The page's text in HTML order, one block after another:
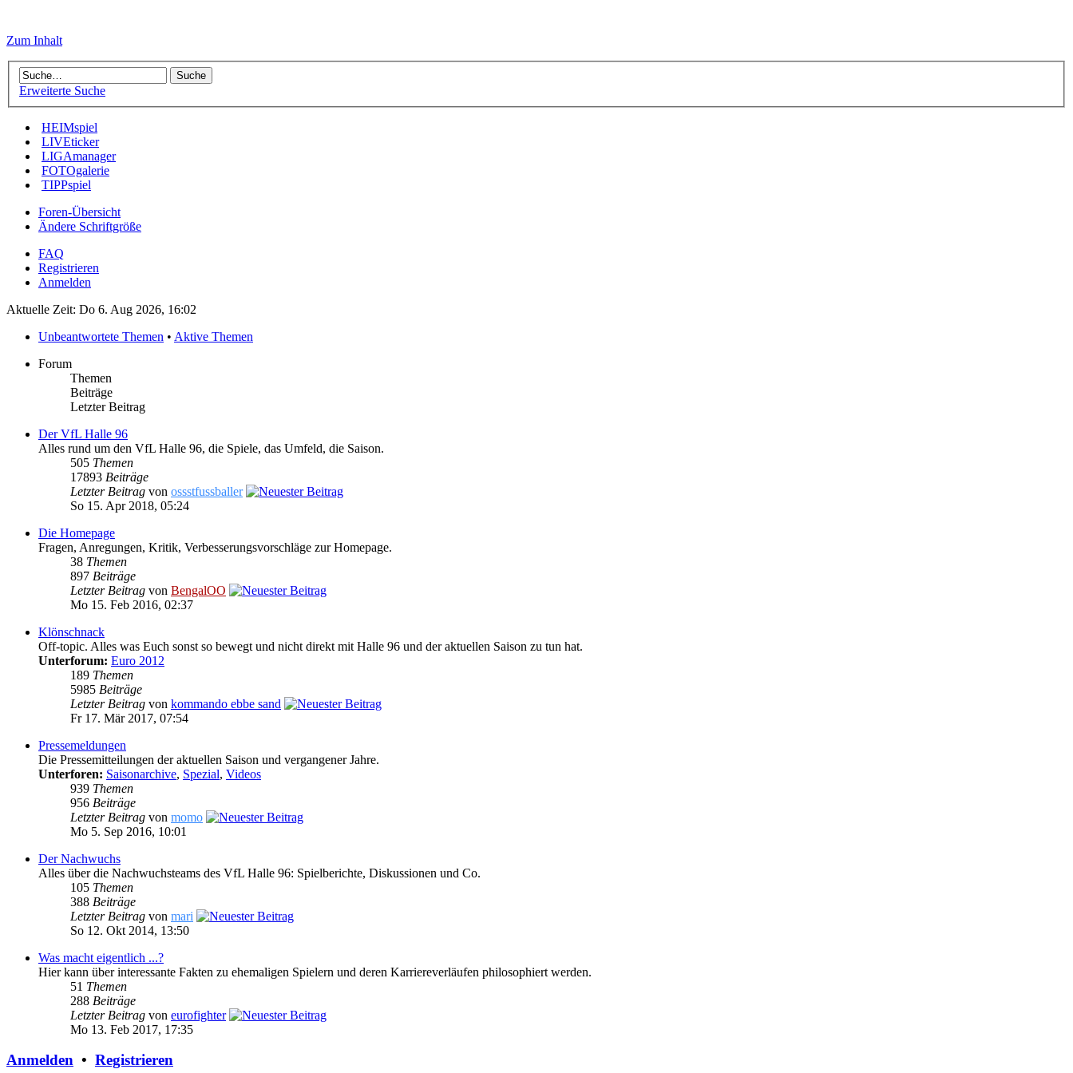
Zum Inhalt
Erweiterte Suche
HEIMspiel
LIVEticker
LIGAmanager
FOTOgalerie
TIPPspiel
Foren-Übersicht
Ändere Schriftgröße
FAQ
Registrieren
Anmelden
Aktuelle Zeit: Do 6. Aug 2026, 16:02
Unbeantwortete Themen • Aktive Themen
Forum
Themen
Beiträge
Letzter Beitrag
Der VfL Halle 96
Alles rund um den VfL Halle 96, die Spiele, das Umfeld, die Saison.
505 Themen
17893 Beiträge
Letzter Beitrag von ossstfussballer
So 15. Apr 2018, 05:24
Die Homepage
Fragen, Anregungen, Kritik, Verbesserungsvorschläge zur Homepage.
38 Themen
897 Beiträge
Letzter Beitrag von BengalOO
Mo 15. Feb 2016, 02:37
Klönschnack
Off-topic. Alles was Euch sonst so bewegt und nicht direkt mit Halle 96 und der aktuellen Saison zu tun hat.
Unterforum: Euro 2012
189 Themen
5985 Beiträge
Letzter Beitrag von kommando ebbe sand
Fr 17. Mär 2017, 07:54
Pressemeldungen
Die Pressemitteilungen der aktuellen Saison und vergangener Jahre.
Unterforen: Saisonarchive, Spezial, Videos
939 Themen
956 Beiträge
Letzter Beitrag von momo
Mo 5. Sep 2016, 10:01
Der Nachwuchs
Alles über die Nachwuchsteams des VfL Halle 96: Spielberichte, Diskussionen und Co.
105 Themen
388 Beiträge
Letzter Beitrag von mari
So 12. Okt 2014, 13:50
Was macht eigentlich ...?
Hier kann über interessante Fakten zu ehemaligen Spielern und deren Karriereverläufen philosophiert werden.
51 Themen
288 Beiträge
Letzter Beitrag von eurofighter
Mo 13. Feb 2017, 17:35
Anmelden • Registrieren